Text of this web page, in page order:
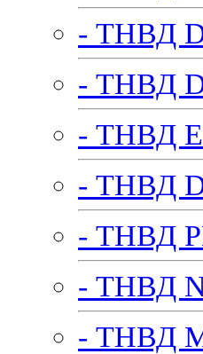
- ТНВД
- ТНВД
- ТНВД
- ТНВД
- ТНВД
- ТНВД
- ТНВД